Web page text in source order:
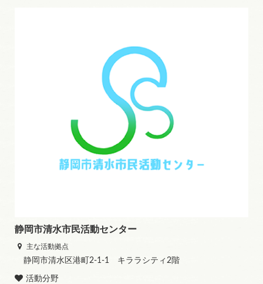
静岡市清水市民活動センター
主な活動拠点
静岡市清水区港町2-1-1 キララシティ2階
活動分野